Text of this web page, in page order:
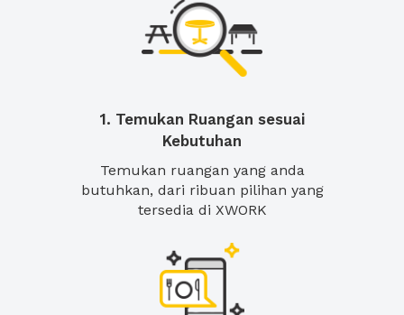
1. Temukan Ruangan sesuai
Kebutuhan
Temukan ruangan yang anda
butuhkan, dari ribuan pilihan yang
tersedia di XWORK